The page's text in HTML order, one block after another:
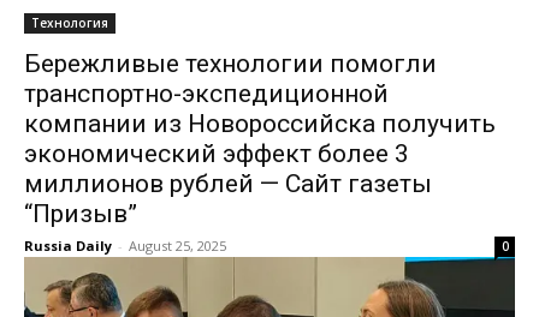
Технология
Бережливые технологии помогли
транспортно-экспедиционной
компании из Новороссийска получить
экономический эффект более 3
миллионов рублей — Сайт газеты
“Призыв”
Russia Daily - August 25, 2025 0